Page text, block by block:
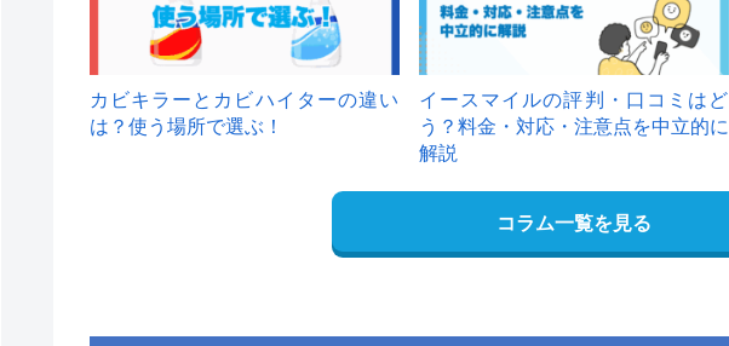
カビキラーとカビハイターの違い
は？使う場所で選ぶ！
イースマイルの評判・口コミはど
う？料金・対応・注意点を中立的に
解説
コラム一覧を見る